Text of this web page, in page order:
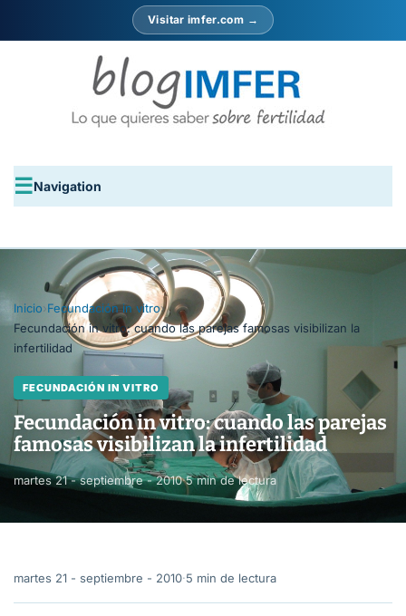
Visitar imfer.com →
Navigation
Inicio›Fecundación in vitro›
Fecundación in vitro: cuando las parejas famosas visibilizan la
infertilidad
FECUNDACIÓN IN VITRO
Fecundación in vitro: cuando las parejas
famosas visibilizan la infertilidad
martes 21 - septiembre - 2010·5 min de lectura
martes 21 - septiembre - 2010·5 min de lectura